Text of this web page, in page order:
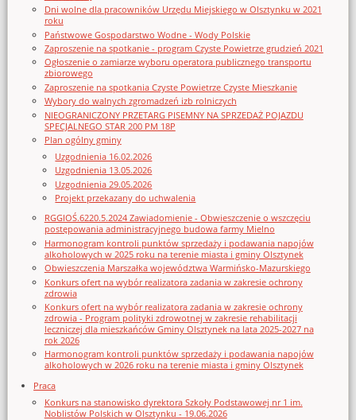
Dni wolne dla pracowników Urzędu Miejskiego w Olsztynku w 2021
roku
Państwowe Gospodarstwo Wodne - Wody Polskie
Zaproszenie na spotkanie - program Czyste Powietrze grudzień 2021
Ogłoszenie o zamiarze wyboru operatora publicznego transportu
zbiorowego
Zaproszenie na spotkania Czyste Powietrze Czyste Mieszkanie
Wybory do walnych zgromadzeń izb rolniczych
NIEOGRANICZONY PRZETARG PISEMNY NA SPRZEDAŻ POJAZDU
SPECJALNEGO STAR 200 PM 18P
Plan ogólny gminy
Uzgodnienia 16.02.2026
Uzgodnienia 13.05.2026
Uzgodnienia 29.05.2026
Projekt przekazany do uchwalenia
RGGIOŚ.6220.5.2024 Zawiadomienie - Obwieszczenie o wszczęciu
postępowania administracyjnego budowa farmy Mielno
Harmonogram kontroli punktów sprzedaży i podawania napojów
alkoholowych w 2025 roku na terenie miasta i gminy Olsztynek
Obwieszczenia Marszałka województwa Warmińsko-Mazurskiego
Konkurs ofert na wybór realizatora zadania w zakresie ochrony
zdrowia
Konkurs ofert na wybór realizatora zadania w zakresie ochrony
zdrowia - Program polityki zdrowotnej w zakresie rehabilitacji
leczniczej dla mieszkańców Gminy Olsztynek na lata 2025-2027 na
rok 2026
Harmonogram kontroli punktów sprzedaży i podawania napojów
alkoholowych w 2026 roku na terenie miasta i gminy Olsztynek
Praca
Konkurs na stanowisko dyrektora Szkoły Podstawowej nr 1 im.
Noblistów Polskich w Olsztynku - 19.06.2026